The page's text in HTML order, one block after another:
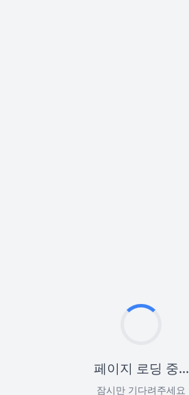
페이지 로딩 중...
잠시만 기다려주세요